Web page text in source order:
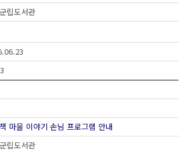
립도서관
마을 이야기 손님 프로그램 안내
립도서관